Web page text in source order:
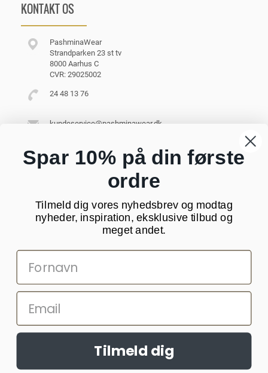
KONTAKT OS
PashminaWear
Strandparken 23 st tv
8000 Aarhus C
CVR: 29025002
24 48 13 76
kundeservice@pashminawear.dk
NYHEDSBREV
SOCIALE MEDIER
Websitet anvender cookies til at huske dine indstillinger og statistik.
Denne information deles med tredjepart.Læs mere >>
Spar 10% på din første
ordre
Tilmeld dig vores nyhedsbrev og modtag
nyheder, inspiration, eksklusive tilbud og
meget andet.
Tilmeld dig